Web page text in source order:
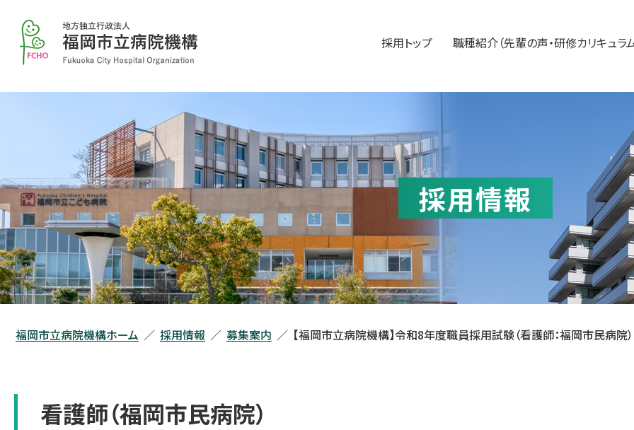
福
岡
市
立
院
採用トップ 職種紹介（先輩の声・研修カリキュラ
採用情報
福岡市立病院機構ホーム 採用情報 募集案内 【福岡市立病院機構】令和8年度職員採用試験（看護師：福岡市民病院
看護師（福岡市民病院）